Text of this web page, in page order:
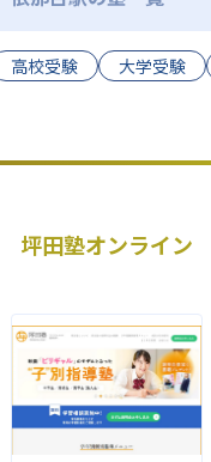
高校受験 大学受験
坪田塾オンライン